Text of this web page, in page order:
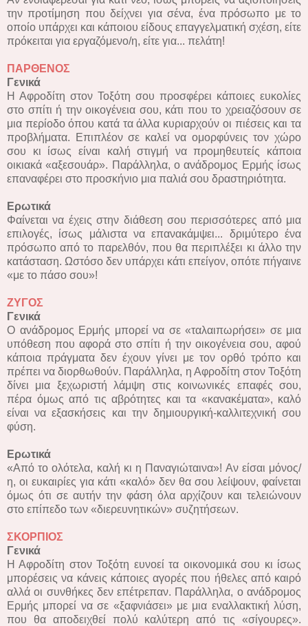
την προτίμηση που δείχνει για σένα, ένα πρόσωπο με το
οποίο υπάρχει και κάποιου είδους επαγγελματική σχέση, είτε
πρόκειται για εργαζόμενο/η, είτε για... πελάτη!
ΠΑΡΘΕΝΟΣ
Γενικά
Η Αφροδίτη στον Τοξότη σου προσφέρει κάποιες ευκολίες
στο σπίτι ή την οικογένεια σου, κάτι που το χρειαζόσουν σε
μια περίοδο όπου κατά τα άλλα κυριαρχούν οι πιέσεις και τα
προβλήματα. Επιπλέον σε καλεί να ομορφύνεις τον χώρο
σου κι ίσως είναι καλή στιγμή να προμηθευτείς κάποια
οικιακά «αξεσουάρ». Παράλληλα, ο ανάδρομος Ερμής ίσως
επαναφέρει στο προσκήνιο μια παλιά σου δραστηριότητα.
Ερωτικά
Φαίνεται να έχεις στην διάθεση σου περισσότερες από μια
επιλογές, ίσως μάλιστα να επανακάμψει... δριμύτερο ένα
πρόσωπο από το παρελθόν, που θα περιπλέξει κι άλλο την
κατάσταση. Ωστόσο δεν υπάρχει κάτι επείγον, οπότε πήγαινε
«με το πάσο σου»!
ΖΥΓΟΣ
Γενικά
Ο ανάδρομος Ερμής μπορεί να σε «ταλαιπωρήσει» σε μια
υπόθεση που αφορά στο σπίτι ή την οικογένεια σου, αφού
κάποια πράγματα δεν έχουν γίνει με τον ορθό τρόπο και
πρέπει να διορθωθούν. Παράλληλα, η Αφροδίτη στον Τοξότη
δίνει μια ξεχωριστή λάμψη στις κοινωνικές επαφές σου,
πέρα όμως από τις αβρότητες και τα «κανακέματα», καλό
είναι να εξασκήσεις και την δημιουργική-καλλιτεχνική σου
φύση.
Ερωτικά
«Από το ολότελα, καλή κι η Παναγιώταινα»! Αν είσαι μόνος/
η, οι ευκαιρίες για κάτι «καλό» δεν θα σου λείψουν, φαίνεται
όμως ότι σε αυτήν την φάση όλα αρχίζουν και τελειώνουν
στο επίπεδο των «διερευνητικών» συζητήσεων.
ΣΚΟΡΠΙΟΣ
Γενικά
Η Αφροδίτη στον Τοξότη ευνοεί τα οικονομικά σου κι ίσως
μπορέσεις να κάνεις κάποιες αγορές που ήθελες από καιρό
αλλά οι συνθήκες δεν επέτρεπαν. Παράλληλα, ο ανάδρομος
Ερμής μπορεί να σε «ξαφνιάσει» με μια εναλλακτική λύση,
που θα αποδειχθεί πολύ καλύτερη από τις «σίγουρες».